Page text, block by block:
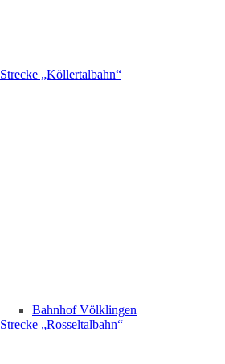
Strecke „Köllertalbahn“
Bahnhof Völklingen
Strecke „Rosseltalbahn“